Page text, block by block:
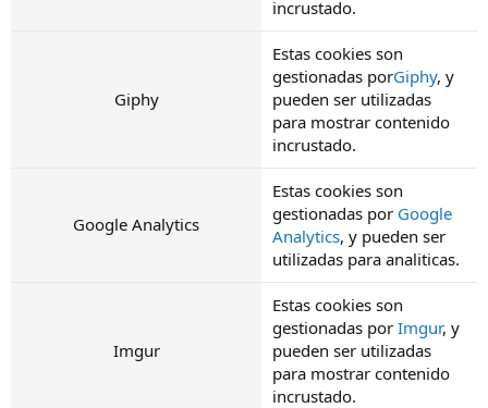
incrustado.
Giphy
Estas cookies son
gestionadas porGiphy, y
pueden ser utilizadas
para mostrar contenido
incrustado.
Google Analytics
Estas cookies son
gestionadas por Google
Analytics, y pueden ser
utilizadas para analiticas.
Imgur
Estas cookies son
gestionadas por Imgur, y
pueden ser utilizadas
para mostrar contenido
incrustado.